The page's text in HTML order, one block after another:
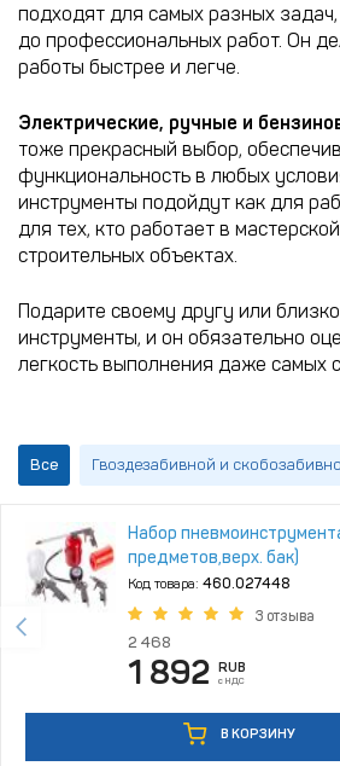
подходят для самых разных
до профессиональных работ. Он
работы быстрее и легче.
Электрические, ручные и
тоже прекрасный выбор,
функциональность в любых
инструменты подойдут как для
для тех, кто работает в
строительных объектах.
Подарите своему другу или
инструменты, и он обязательно
легкость выполнения даже самых
Все Гвоздезабивной и
Набор
предметов,верх. бак)
Код товара: 460.027448
3 отзыва
2 468
1 892 RUB
с НДС
В КОРЗИНУ